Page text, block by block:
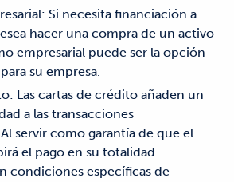
Si necesita financiación a
hacer una compra de un activo
empresarial puede ser la opción
su empresa.
Las cartas de crédito añaden un
a las transacciones
servir como garantía de que el
el pago en su totalidad
condiciones específicas de